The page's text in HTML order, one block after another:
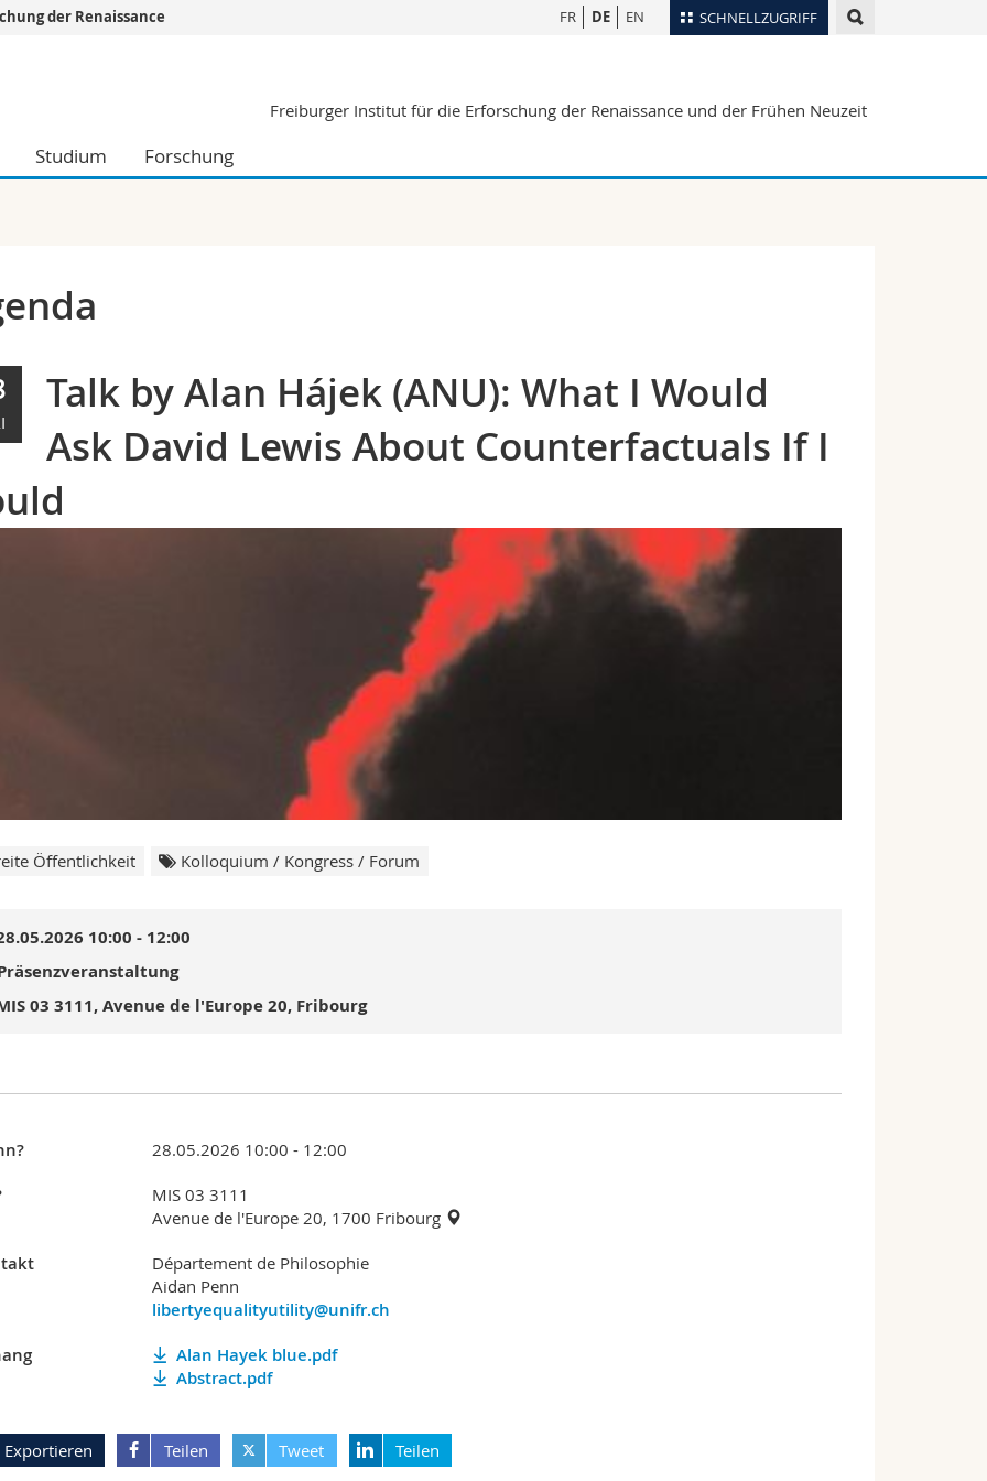
SCHNELLZUGRIFF
Fak.
Studieninteressierte
Forschende
Ortsplan
Webmail
FR DE EN
der Renaissance
Freiburger Institut für die Erforschung der Renaissance und der Frühen Neuzeit
Studium Forschung
Talk by Alan Hájek (ANU): What I Would
Ask David Lewis About Counterfactuals If I
Öffentlichkeit Kolloquium / Kongress / Forum
10:00 - 12:00
03 3111, Avenue de l'Europe 20, Fribourg
28.05.2026 10:00 - 12:00
MIS 03 3111
Avenue de l'Europe 20, 1700 Fribourg
Département de Philosophie
Aidan Penn
libertyequalityutility@unifr.ch
Alan Hayek blue.pdf
Abstract.pdf
Exportieren Teilen Tweet Teilen